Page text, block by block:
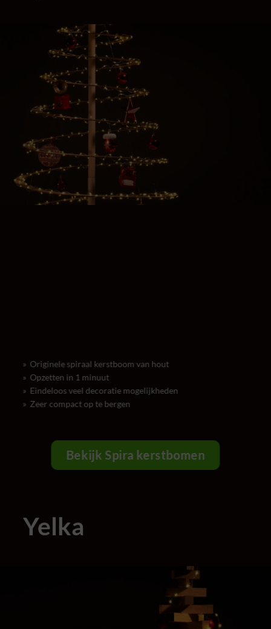
» Originele spiraal kerstboom van hout
» Opzetten in 1 minuut
» Eindeloos veel decoratie mogelijkheden
» Zeer compact op te bergen
Bekijk Spira kerstbomen
Yelka